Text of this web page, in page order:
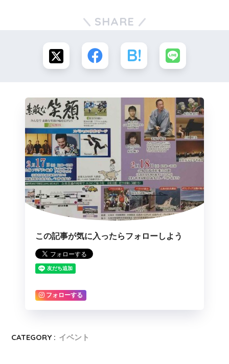
SHARE
この記事が気に入ったらフォローしよう
フォローする
CATEGORY : イベント